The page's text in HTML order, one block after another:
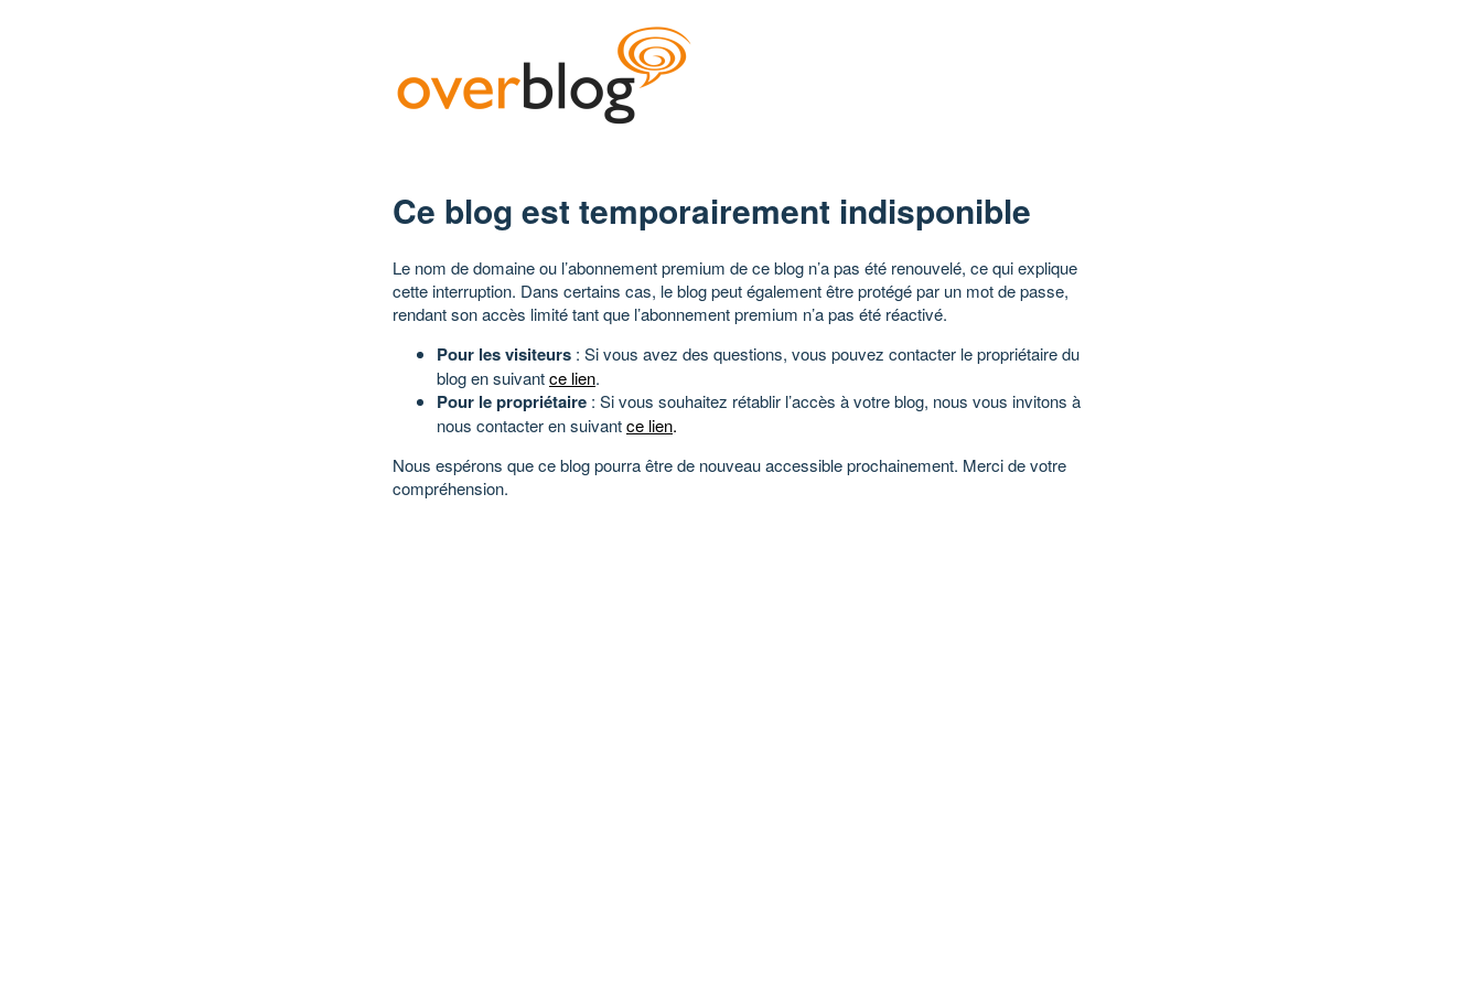
Ce blog est temporairement indisponible
Le nom de domaine ou l’abonnement premium de ce blog n’a pas été renouvelé, ce qui explique
cette interruption. Dans certains cas, le blog peut également être protégé par un mot de passe,
rendant son accès limité tant que l’abonnement premium n’a pas été réactivé.
Pour les visiteurs : Si vous avez des questions, vous pouvez contacter le propriétaire du
blog en suivantce lien.
Pour le propriétaire : Si vous souhaitez rétablir l’accès à votre blog, nous vous invitons à
nous contacter en suivantce lien.
Nous espérons que ce blog pourra être de nouveau accessible prochainement. Merci de votre
compréhension.